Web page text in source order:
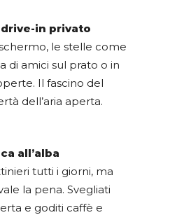
drive-in privato
le stelle come
di amici sul prato o in
Il fascino del
dell’aria aperta.
all’alba
tutti i giorni, ma
la pena. Svegliati
e goditi caffè e